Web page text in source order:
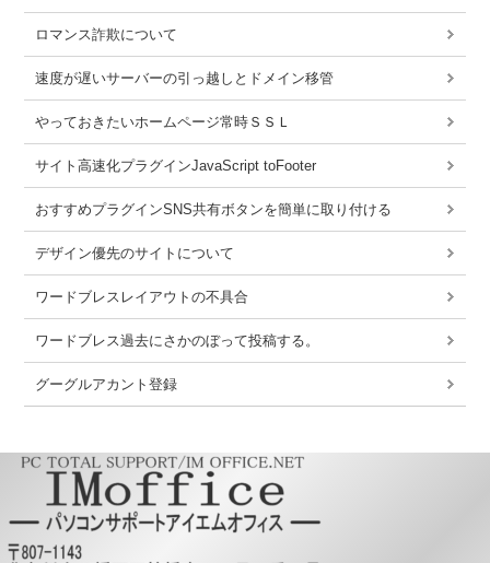
ロマンス詐欺について
速度が遅いサーバーの引っ越しとドメイン移管
やっておきたいホームページ常時ＳＳＬ
サイト高速化プラグインJavaScript toFooter
おすすめプラグインSNS共有ボタンを簡単に取り付ける
デザイン優先のサイトについて
ワードブレスレイアウトの不具合
ワードブレス過去にさかのぼって投稿する。
グーグルアカント登録